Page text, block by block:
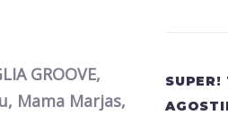
GROOVE,
Mama Marjas,
SUPER!